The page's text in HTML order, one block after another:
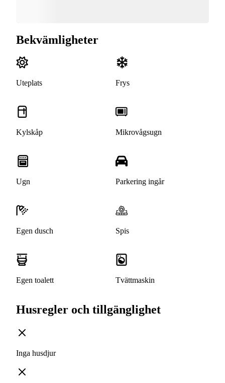
Bekvämligheter
Uteplats Frys
Kylskåp Mikrovågsugn
Ugn Parkering ingår
Egen dusch Spis
Egen toalett Tvättmaskin
Husregler och tillgänglighet
Inga husdjur